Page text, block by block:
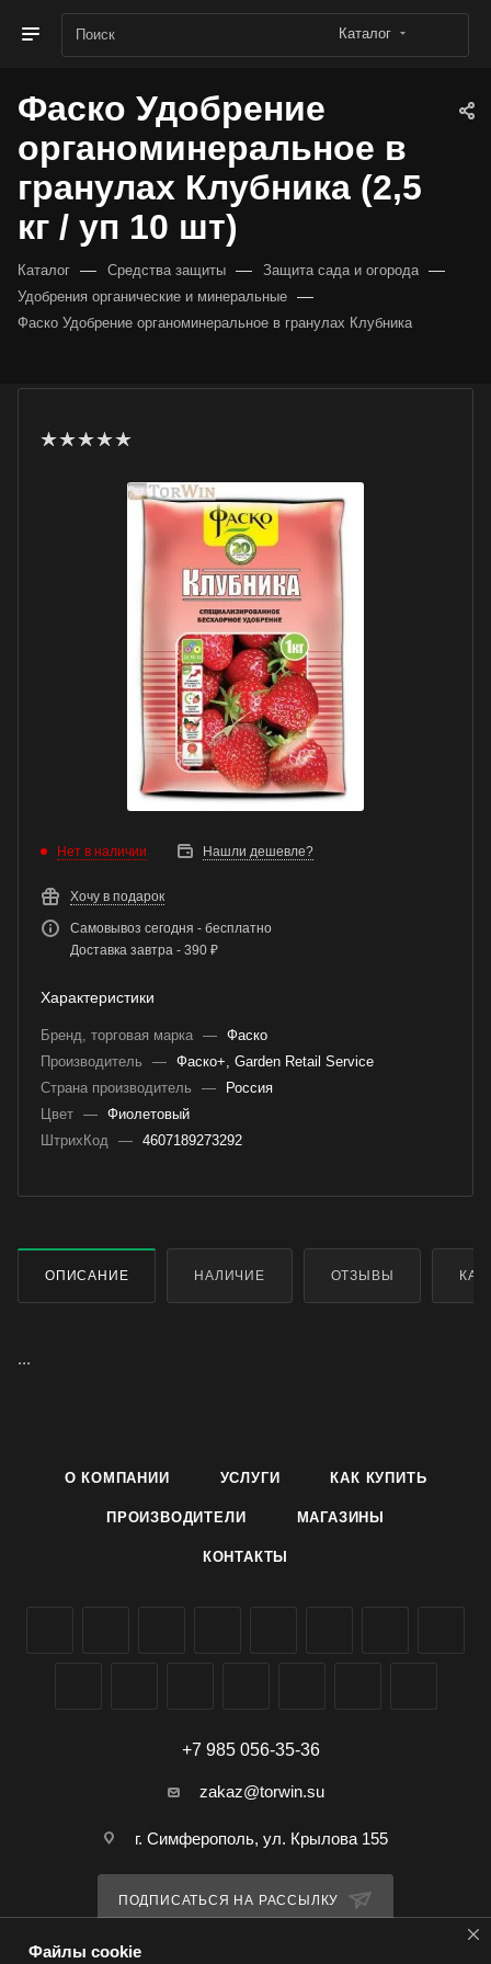
Каталог
Фаско Удобрение
органоминеральное в
гранулах Клубника (2,5
кг / уп 10 шт)
Каталог — Средства защиты — Защита сада и огорода —
Удобрения органические и минеральные —
Фаско Удобрение органоминеральное в гранулах Клубника
Нет в наличии Нашли дешевле?
Хочу в подарок
Самовывоз сегодня - бесплатно
Доставка завтра - 390 ₽
Характеристики
Бренд, торговая марка — Фаско
Производитель
— Фаско+, Garden Retail Service
Страна производитель
—
Россия
Цвет — Фиолетовый
ШтрихКод — 4607189273292
ОПИСАНИЕ НАЛИЧИЕ ОТЗЫВЫ
...
О КОМПАНИИ УСЛУГИ КАК КУПИТЬ
ПРОИЗВОДИТЕЛИ МАГАЗИНЫ
КОНТАКТЫ
+7 985 056-35-36
zakaz@torwin.su
г. Симферополь, ул. Крылова 155
ПОДПИСАТЬСЯ НА РАССЫЛКУ
Файлы cookie